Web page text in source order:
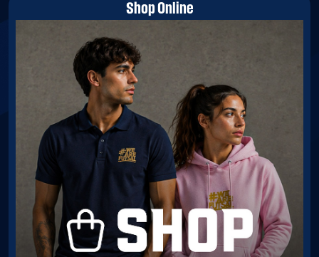
Shop Online